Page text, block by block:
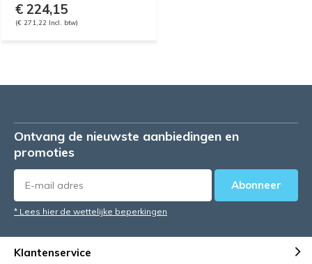
€ 224,15
(€ 271,22 Incl. btw)
Ontvang de nieuwste aanbiedingen en
promoties
Abonneer
* Lees hier de wettelijke beperkingen
Klantenservice